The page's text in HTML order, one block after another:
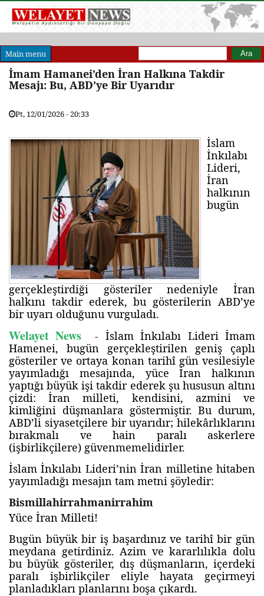
Main menu Arama formu
Ara
İmam Hamanei’den İran Halkına Takdir
Mesajı: Bu, ABD’ye Bir Uyarıdır
Pt, 12/01/2026 - 20:33
İslam
İnkılabı
Lideri,
İran
halkının
bugün
gerçekleştirdiği gösteriler nedeniyle İran
halkını takdir ederek, bu gösterilerin ABD’ye
bir uyarı olduğunu vurguladı.
Welayet News - İslam İnkılabı Lideri İmam
Hamenei, bugün gerçekleştirilen geniş çaplı
gösteriler ve ortaya konan tarihî gün vesilesiyle
yayımladığı mesajında, yüce İran halkının
yaptığı büyük işi takdir ederek şu hususun altını
çizdi: İran milleti, kendisini, azmini ve
kimliğini düşmanlara göstermiştir. Bu durum,
ABD’li siyasetçilere bir uyarıdır; hilekârlıklarını
bırakmalı ve hain paralı askerlere
(işbirlikçilere) güvenmemelidirler.
İslam İnkılabı Lideri’nin İran milletine hitaben
yayımladığı mesajın tam metni şöyledir:
Bismillahirrahmanirrahim
Yüce İran Milleti!
Bugün büyük bir iş başardınız ve tarihî bir gün
meydana getirdiniz. Azim ve kararlılıkla dolu
bu büyük gösteriler, dış düşmanların, içerdeki
paralı işbirlikçiler eliyle hayata geçirmeyi
planladıkları planlarını boşa çıkardı.